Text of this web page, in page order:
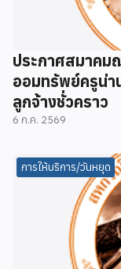
ประกาศสมาคม
ออมทรัพย์ครูน่า
ลูกจ้างชั่วคราว
6 ก.ค. 2569
การให้บริการ/วันหยุด